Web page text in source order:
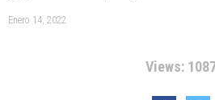
Enero 14, 2022
Views: